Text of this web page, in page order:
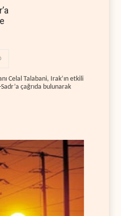
Celal Talabani, Irak’ın etkili
çağrıda bulunarak